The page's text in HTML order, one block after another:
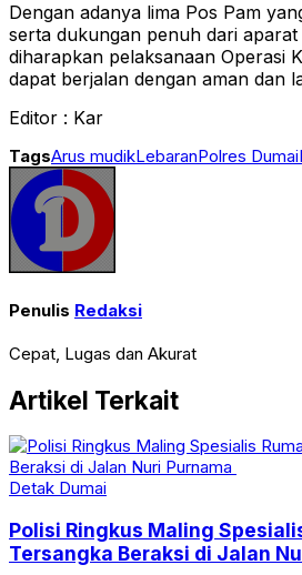
Dengan adanya lima Pos Pam
serta dukungan penuh dari aparat
diharapkan pelaksanaan Operasi
dapat berjalan dengan aman dan
Editor : Kar
TagsArus mudikLebaranPolres Dumai
Penulis Redaksi
Cepat, Lugas dan Akurat
Artikel Terkait
Detak Dumai
Polisi Ringkus Maling
Tersangka Beraksi di Jalan